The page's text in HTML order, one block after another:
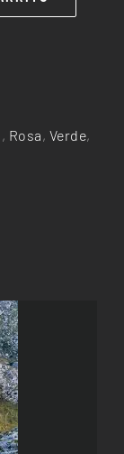
, Rosa, Verde,